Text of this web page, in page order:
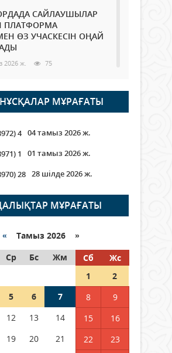
САЙЛАУШЫЛАР
ПЛАТФОРМА
ӨЗ УЧАСКЕСІН ОҢАЙ
2026 ж. 75
Қызылорда облысы
департаменті 20
көрерменнің
қамтамасыз етті
2026 ж.
АРҚЫЛЫ ҚАЛАЙ
2026 ж. 253
Казахстана,
2026 ж. 132
Қазақстан
қалай дауыс бере
НҰСҚАЛАР МҰРАҒАТЫ
4 04 тамыз 2026 ж.
1
01 тамыз 2026 ж.
28 28 шілде 2026 ж.
МҰРАҒАТЫ
« Тамыз 2026 »
Ср Бс Жм Сб
Жс
1
2
5 6 7 8
9
12 13 14 15
16
19 20 21 22
23